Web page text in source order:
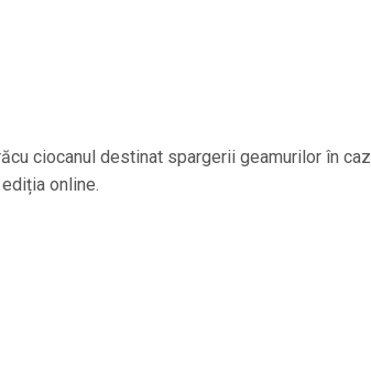
ciocanul destinat spargerii geamurilor în caz
online.